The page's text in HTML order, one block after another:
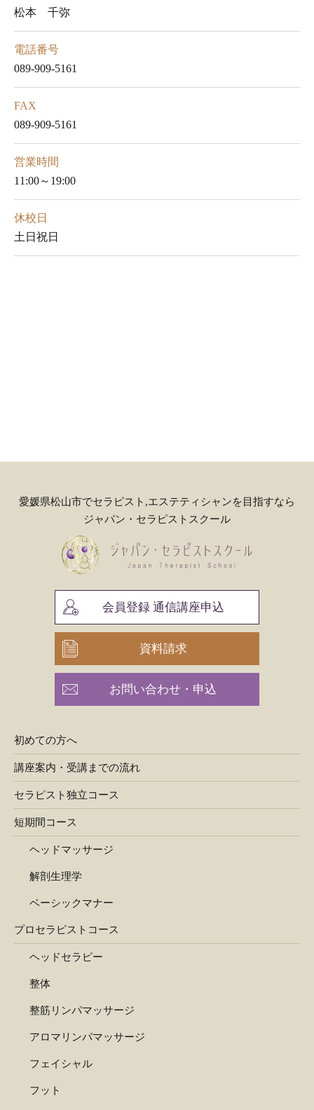
松本 千弥
電話番号
089-909-5161
FAX
089-909-5161
営業時間
11:00～19:00
休校日
土日祝日
愛媛県松山市でセラピスト,エステティシャンを目指すなら
ジャパン・セラピストスクール
会員登録 通信講座申込
資料請求
お問い合わせ・申込
初めての方へ
講座案内・受講までの流れ
セラピスト独立コース
短期間コース
ヘッドマッサージ
解剖生理学
ベーシックマナー
プロセラピストコース
ヘッドセラピー
整体
整筋リンパマッサージ
アロマリンパマッサージ
フェイシャル
フット